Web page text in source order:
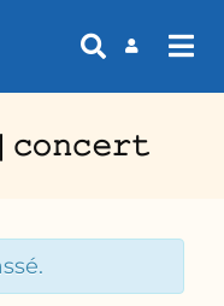
𝚌𝚘𝚗𝚌𝚎𝚛𝚝